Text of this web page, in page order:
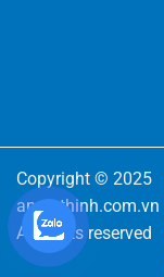
Copyright © 2025
angiathinh.com.vn
All rights reserved